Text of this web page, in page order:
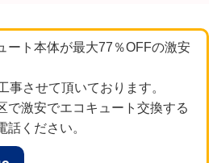
ート本体が最大77％OFFの激安
事させて頂いております。
で激安でエコキュート交換する
話ください。